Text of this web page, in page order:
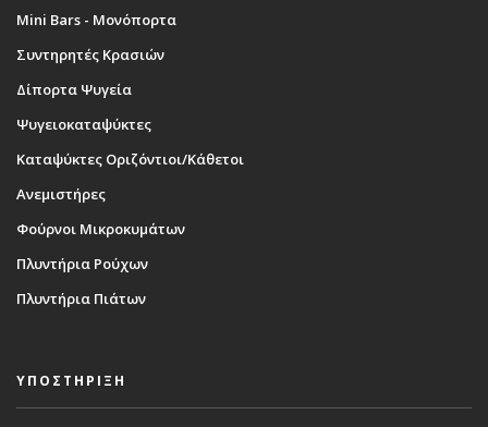
Mini Bars - Μονόπορτα
Συντηρητές Κρασιών
Δίπορτα Ψυγεία
Ψυγειοκαταψύκτες
Καταψύκτες Οριζόντιοι/Κάθετοι
Ανεμιστήρες
Φούρνοι Μικροκυμάτων
Πλυντήρια Ρούχων
Πλυντήρια Πιάτων
ΥΠΟΣΤΗΡΙΞΗ